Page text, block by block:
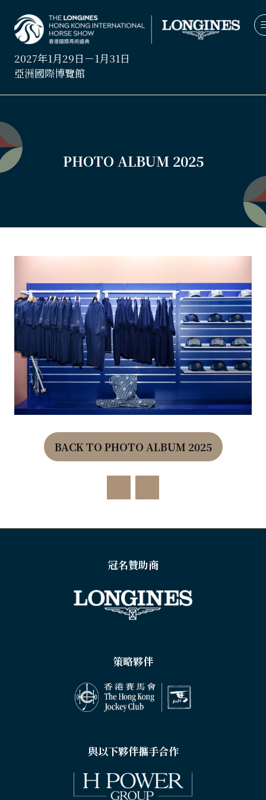
2027年1月29日－1月31日
亞洲國際博覽館
PHOTO ALBUM 2025
BACK TO PHOTO ALBUM 2025
(OPENS
NEW
冠名贊助商
策略夥伴
與以下夥伴攜手合作